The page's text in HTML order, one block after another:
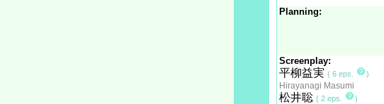
Planning:
Screenplay:
平柳益実 ( 6 eps. )
Hirayanagi Masumi
松井聡 ( 2 eps. )